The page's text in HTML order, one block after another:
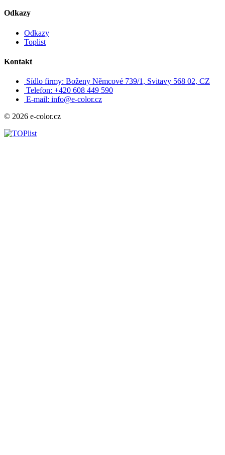
Odkazy
Odkazy
Toplist
Kontakt
Sídlo firmy: Boženy Němcové 739/1, Svitavy 568 02, CZ
Telefon: +420 608 449 590
E-mail: info@e-color.cz
© 2026 e-color.cz